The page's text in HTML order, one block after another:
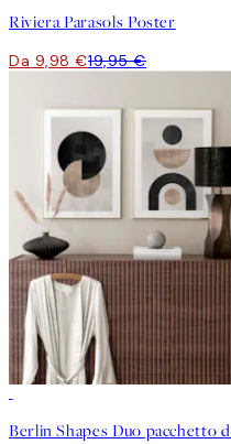
Riviera Parasols Poster
Da 9,98 €19,95 €